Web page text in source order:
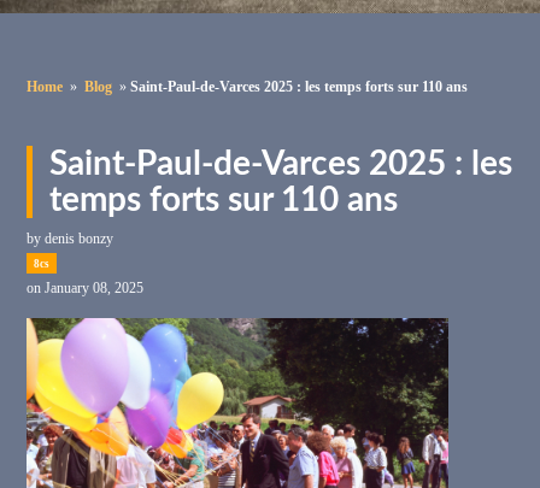
Home » Blog » Saint-Paul-de-Varces 2025 : les temps forts sur 110 ans
Saint-Paul-de-Varces 2025 : les
temps forts sur 110 ans
bydenis bonzy
8cs
on January 08, 2025